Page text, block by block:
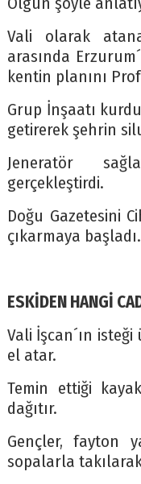
Vali olarak
arasında
kentin planını
Grup İnşaatı
getirerek şehrin
Jeneratör
gerçekleştirdi.
Doğu Gazetesini
çıkarmaya başladı.
ESKİDEN HANGİ
Vali İşcan´ın
el atar.
Temin ettiği
dağıtır.
Gençler, fayton
sopalarla